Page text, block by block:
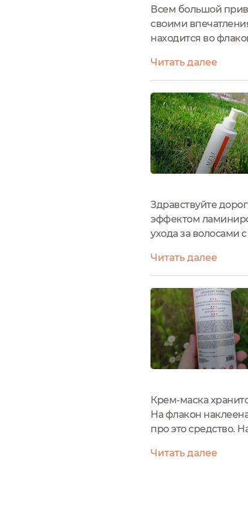
Всем большой
своими
находится во
Читать далее
Здравствуйте
эффектом
ухода за волосами
плотность. Кератин...
Читать далее
Крем-маска
На флакон
про это средство.
Читать далее